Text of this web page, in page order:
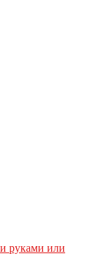
руками или